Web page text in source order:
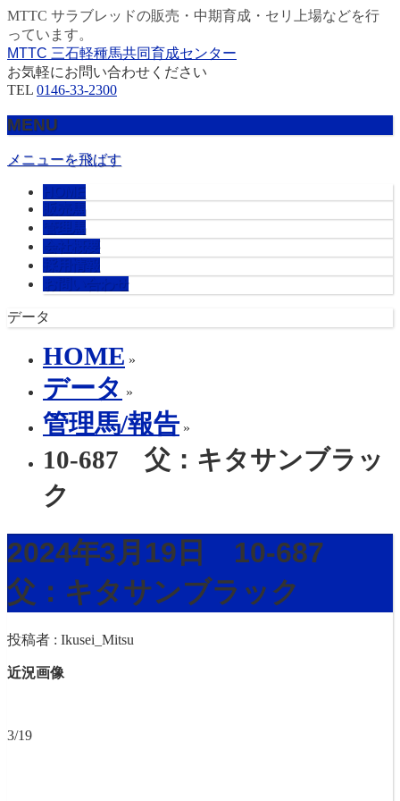
MTTC サラブレッドの販売・中期育成・セリ上場などを行
っています。
MTTC 三石軽種馬共同育成センター
お気軽にお問い合わせください
TEL 0146-33-2300
MENU
メニューを飛ばす
HOME
販売馬
管理馬
会社概要
採用情報
お問い合わせ
データ
HOME »
データ »
管理馬/報告 »
10-687 父：キタサンブラッ
ク
2024年3月19日 10-687
父：キタサンブラック
投稿者 : Ikusei_Mitsu
近況画像
3/19